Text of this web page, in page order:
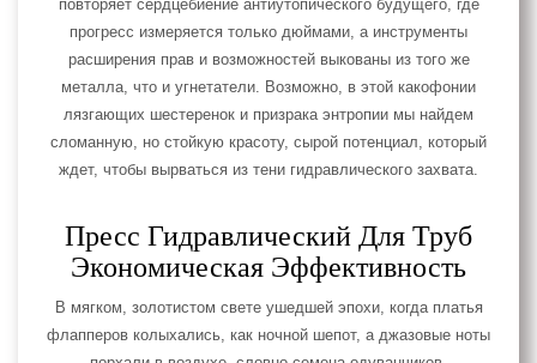
повторяет сердцебиение антиутопического будущего, где
прогресс измеряется только дюймами, а инструменты
расширения прав и возможностей выкованы из того же
металла, что и угнетатели. Возможно, в этой какофонии
лязгающих шестеренок и призрака энтропии мы найдем
сломанную, но стойкую красоту, сырой потенциал, который
ждет, чтобы вырваться из тени гидравлического захвата.
Пресс Гидравлический Для Труб
Экономическая Эффективность
В мягком, золотистом свете ушедшей эпохи, когда платья
флапперов колыхались, как ночной шепот, а джазовые ноты